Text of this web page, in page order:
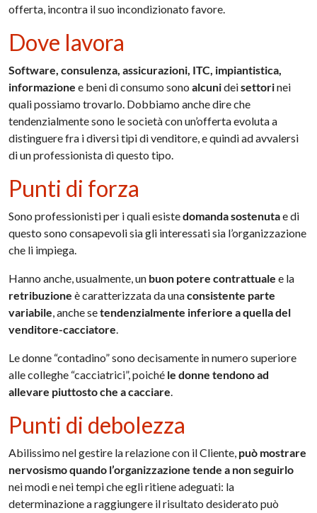
offerta, incontra il suo incondizionato favore.
Dove lavora
Software, consulenza, assicurazioni, ITC, impiantistica,
informazione e beni di consumo sonoalcunideisettorinei
quali possiamo trovarlo. Dobbiamo anche dire che
tendenzialmente sono le società con un’offerta evoluta a
distinguere fra i diversi tipi di venditore, e quindi ad avvalersi
di un professionista di questo tipo.
Punti di forza
Sono professionisti per i quali esistedomanda sostenutae di
questo sono consapevoli sia gli interessati sia l’organizzazione
che li impiega.
Hanno anche, usualmente, un buon potere contrattuale e la
retribuzioneè caratterizzata da unaconsistente parte
variabile, anche setendenzialmente inferiore a quella del
venditore-cacciatore.
Le donne “contadino” sono decisamente in numero superiore
alle colleghe “cacciatrici”, poiché le donne tendono ad
allevare piuttosto che a cacciare.
Punti di debolezza
Abilissimo nel gestire la relazione con il Cliente, può mostrare
nervosismo quando l’organizzazione tende a non seguirlo
nei modi e nei tempi che egli ritiene adeguati: la
determinazione a raggiungere il risultato desiderato può